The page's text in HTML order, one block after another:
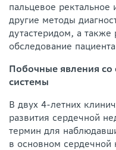
пальцевое ректальное
другие методы
дутастеридом, а также
обследование
Побочные явления со
системы
В двух 4-летних
развития сердечной
термин для
в основном сердечной